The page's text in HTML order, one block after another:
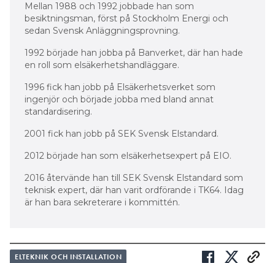
Mellan 1988 och 1992 jobbade han som
besiktningsman, först på Stockholm Energi och
sedan Svensk Anläggningsprovning.
1992 började han jobba på Banverket, där han hade
en roll som elsäkerhetshandläggare.
1996 fick han jobb på Elsäkerhetsverket som
ingenjör och började jobba med bland annat
standardisering.
2001 fick han jobb på SEK Svensk Elstandard.
2012 började han som elsäkerhetsexpert på EIO.
2016 återvände han till SEK Svensk Elstandard som
teknisk expert, där han varit ordförande i TK64. Idag
är han bara sekreterare i kommittén.
ELTEKNIK OCH INSTALLATION